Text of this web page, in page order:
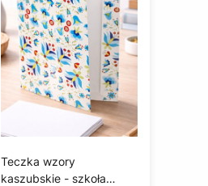
Teczka wzory
kaszubskie - szkoła